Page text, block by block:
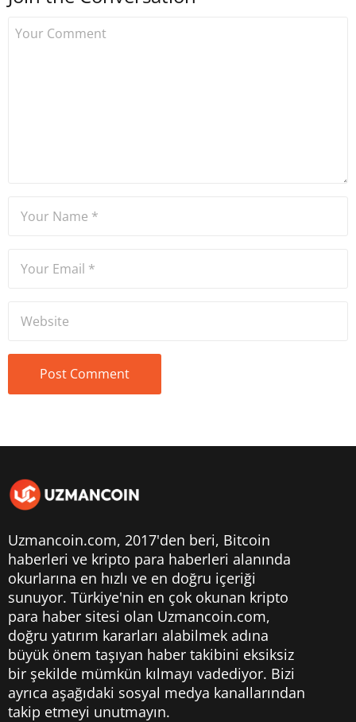
Uzmancoin.com, 2017'den beri, Bitcoin
haberleri ve kripto para haberleri alanında
okurlarına en hızlı ve en doğru içeriği
sunuyor. Türkiye'nin en çok okunan kripto
para haber sitesi olan Uzmancoin.com,
doğru yatırım kararları alabilmek adına
büyük önem taşıyan haber takibini eksiksiz
bir şekilde mümkün kılmayı vadediyor. Bizi
ayrıca aşağıdaki sosyal medya kanallarından
takip etmeyi unutmayın.